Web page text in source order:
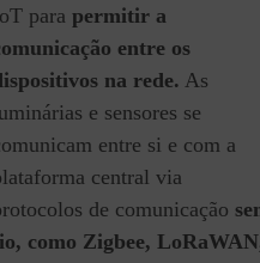
para permitir a
entre os
na rede. As
e sensores se
entre si e com a
central via
de comunicação
como Zigbee,